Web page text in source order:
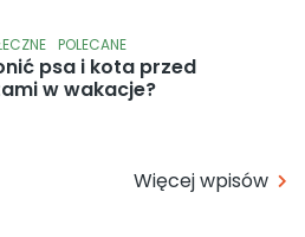
POLECANE
psa i kota przed
w wakacje?
Więcej wpisów